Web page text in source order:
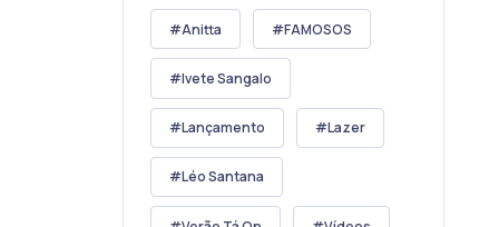
Anitta FAMOSOS
Ivete Sangalo
Lançamento Lazer
Léo Santana